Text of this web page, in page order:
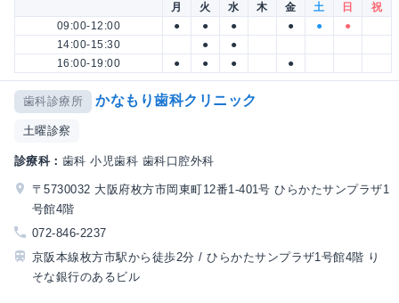
月 火 水 木 金 土 日
祝
09:00-12:00
● ● ● ● ●
●
14:00-15:30
●
●
16:00-19:00
● ● ● ●
歯科診療所 かなもり歯科クリニック
土曜診察
診療科： 歯科 小児歯科 歯科口腔外科
〒5730032 大阪府枚方市岡東町12番1-401号 ひらかたサンプラザ1
号館4階
072-846-2237
京阪本線枚方市駅から徒歩2分 / ひらかたサンプラザ1号館4階 り
そな銀行のあるビル